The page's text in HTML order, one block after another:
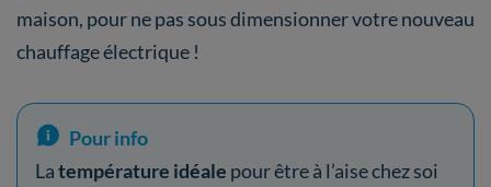
maison, pour ne pas sous dimensionner votre nouveau
chauffage électrique !
Pour info
Latempérature idéale pour être à l’aise chez soi